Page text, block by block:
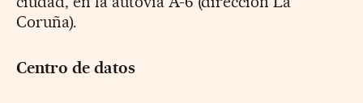
Coruña).
Centro de datos